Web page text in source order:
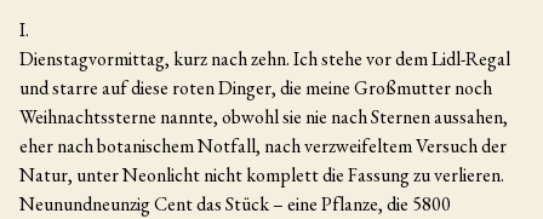
I.
Dienstagvormittag, kurz nach zehn. Ich stehe vor dem Lidl-Regal
und starre auf diese roten Dinger, die meine Großmutter noch
Weihnachtssterne nannte, obwohl sie nie nach Sternen aussahen,
eher nach botanischem Notfall, nach verzweifeltem Versuch der
Natur, unter Neonlicht nicht komplett die Fassung zu verlieren.
Neunundneunzig Cent das Stück – eine Pflanze, die 5800